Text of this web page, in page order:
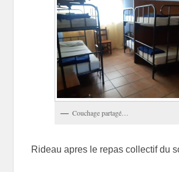
Couchage partagé…
Rideau apres le repas collectif du